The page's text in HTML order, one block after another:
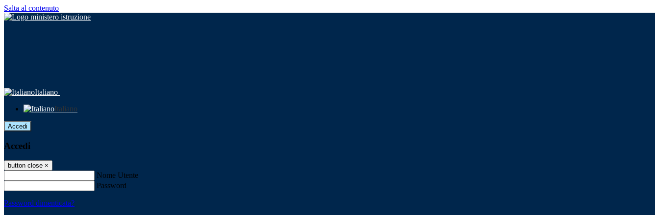
Salta al contenuto
Italiano
Italiano
Accedi
Accedi
button close ×
Nome Utente
Password
Password dimenticata?